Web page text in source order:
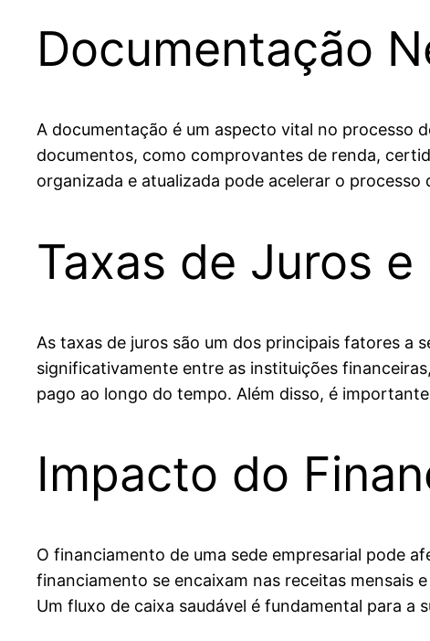
Documentação
A documentação é um aspecto vital no processo
documentos, como comprovantes de renda,
organizada e atualizada pode acelerar o
Taxas de Juros
As taxas de juros são um dos principais fatores a
significativamente entre as instituições
pago ao longo do tempo. Além disso, é
Impacto do
O financiamento de uma sede empresarial pode
financiamento se encaixam nas receitas mensais
Um fluxo de caixa saudável é fundamental para a